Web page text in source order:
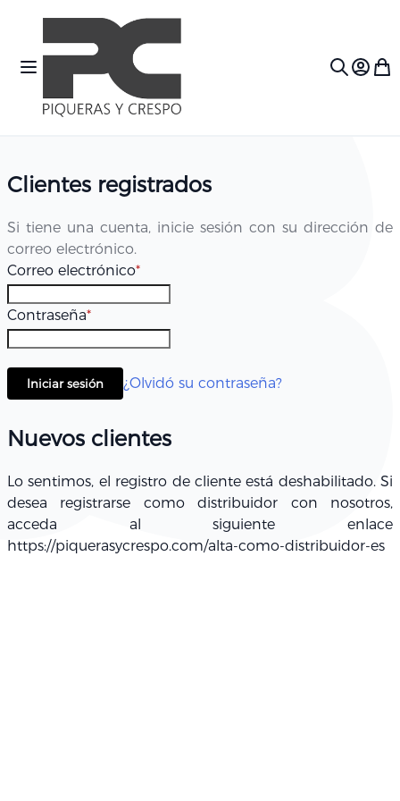
Toggle Nav Mi
Clientes registrados
Si tiene una cuenta, inicie sesión con su dirección de
correo electrónico.
Correo electrónico
Contraseña
Iniciar sesión ¿Olvidó su contraseña?
Nuevos clientes
Lo sentimos, el registro de cliente está deshabilitado. Si
desea registrarse como distribuidor con nosotros,
acceda al siguiente enlace
https://piquerasycrespo.com/alta-como-distribuidor-es